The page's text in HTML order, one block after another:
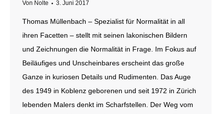
Von Nolte 3. Juni 2017
Thomas Müllenbach – Spezialist für Normalität in all
ihren Facetten – stellt mit seinen lakonischen Bildern
und Zeichnungen die Normalität in Frage. Im Fokus auf
Beiläufiges und Unscheinbares erscheint das große
Ganze in kuriosen Details und Rudimenten. Das Auge
des 1949 in Koblenz geborenen und seit 1972 in Zürich
lebenden Malers denkt im Scharfstellen. Der Weg vom